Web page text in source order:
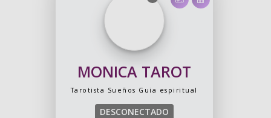
MONICA TAROT
Tarotista Sueños Guia espiritual
DESCONECTADO